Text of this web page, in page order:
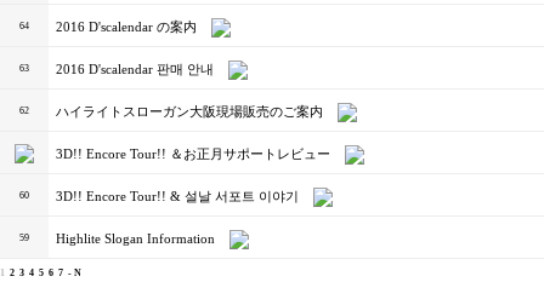
64 2016 D'scalendar の案内
63 2016 D'scalendar 판매 안내
62 ハイライトスローガン大阪現場販売のご案内
3D!! Encore Tour!! ＆お正月サポートレビュー
60 3D!! Encore Tour!! & 설날 서포트 이야기
59 Highlite Slogan Information
2 3 4 5 6 7 - N